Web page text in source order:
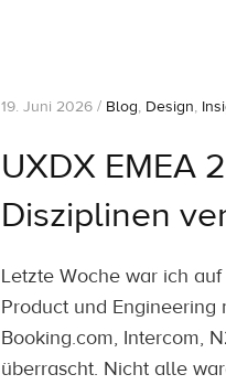
19. Juni 2026 / Blog, Design,
UXDX EMEA
Disziplinen
Letzte Woche war ich
Product und
Booking.com, Intercom,
überrascht. Nicht alle